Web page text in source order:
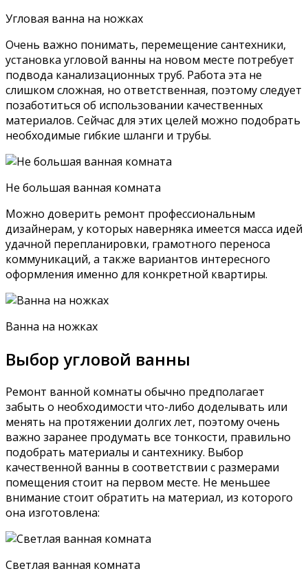
Угловая ванна на ножках
Очень важно понимать, перемещение сантехники,
установка угловой ванны на новом месте потребует
подвода канализационных труб. Работа эта не
слишком сложная, но ответственная, поэтому следует
позаботиться об использовании качественных
материалов. Сейчас для этих целей можно подобрать
необходимые гибкие шланги и трубы.
Не большая ванная комната
Можно доверить ремонт профессиональным
дизайнерам, у которых наверняка имеется масса идей
удачной перепланировки, грамотного переноса
коммуникаций, а также вариантов интересного
оформления именно для конкретной квартиры.
Ванна на ножках
Выбор угловой ванны
Ремонт ванной комнаты обычно предполагает
забыть о необходимости что-либо доделывать или
менять на протяжении долгих лет, поэтому очень
важно заранее продумать все тонкости, правильно
подобрать материалы и сантехнику. Выбор
качественной ванны в соответствии с размерами
помещения стоит на первом месте. Не меньшее
внимание стоит обратить на материал, из которого
она изготовлена:
Светлая ванная комната